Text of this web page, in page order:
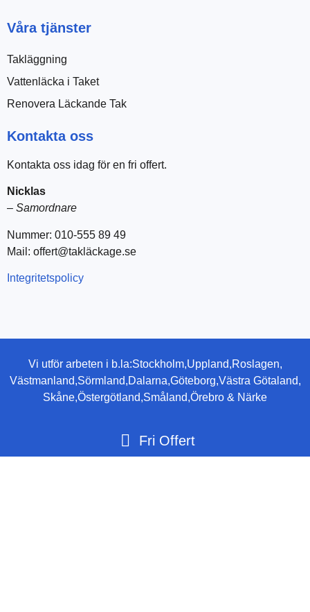
Våra tjänster
Takläggning
Vattenläcka i Taket
Renovera Läckande Tak
Kontakta oss
Kontakta oss idag för en fri offert.
Nicklas
– Samordnare
Nummer: 010-555 89 49
Mail: offert@takläckage.se
Integritetspolicy
Vi utför arbeten i b.la:Stockholm,Uppland,Roslagen,
Västmanland,Sörmland,Dalarna,Göteborg,Västra Götaland,
Skåne,Östergötland,Småland,Örebro & Närke
Fri Offert